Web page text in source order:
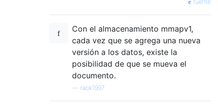
fuente
Con el almacenamiento mmapv1,
cada vez que se agrega una nueva
versión a los datos, existe la
posibilidad de que se mueva el
documento.
raok1997